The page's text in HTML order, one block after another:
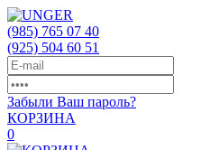
(985) 765 07 40
(925) 504 60 51
Забыли Ваш пароль?
КОРЗИНА
0